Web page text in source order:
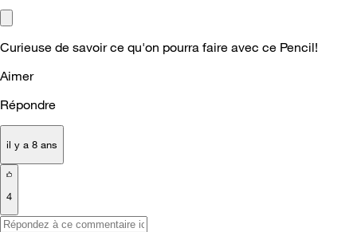
Curieuse de savoir ce qu'on pourra faire avec ce Pencil!
Aimer
Répondre
il y a 8 ans
4